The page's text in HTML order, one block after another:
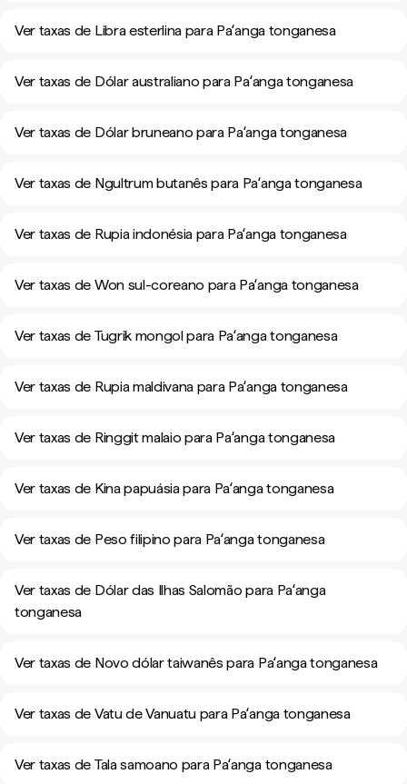
Ver taxas de Libra esterlina para Paʻanga tonganesa
Ver taxas de Dólar australiano para Paʻanga tonganesa
Ver taxas de Dólar bruneano para Paʻanga tonganesa
Ver taxas de Ngultrum butanês para Paʻanga tonganesa
Ver taxas de Rupia indonésia para Paʻanga tonganesa
Ver taxas de Won sul-coreano para Paʻanga tonganesa
Ver taxas de Tugrik mongol para Paʻanga tonganesa
Ver taxas de Rupia maldivana para Paʻanga tonganesa
Ver taxas de Ringgit malaio para Paʻanga tonganesa
Ver taxas de Kina papuásia para Paʻanga tonganesa
Ver taxas de Peso filipino para Paʻanga tonganesa
Ver taxas de Dólar das Ilhas Salomão para Paʻanga
tonganesa
Ver taxas de Novo dólar taiwanês para Paʻanga tonganesa
Ver taxas de Vatu de Vanuatu para Paʻanga tonganesa
Ver taxas de Tala samoano para Paʻanga tonganesa